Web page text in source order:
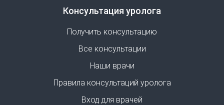
Консультация уролога
Получить консультацию
Все консультации
Наши врачи
Правила консультаций уролога
Вход для врачей